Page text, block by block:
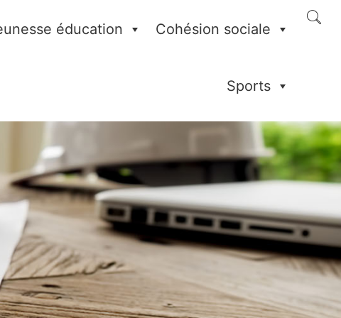
éducation Cohésion sociale
Sports